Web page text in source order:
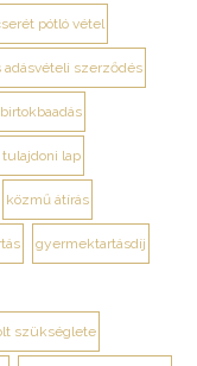
pótló vétel
adásvételi szerződés
birtokbaadás
tulajdoni lap
közmű átírás
gyermektartásdíj
szükséglete